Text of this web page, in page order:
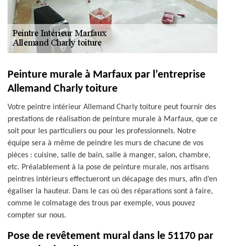
Peinture murale à Marfaux par l’entreprise
Allemand Charly toiture
Votre peintre intérieur Allemand Charly toiture peut fournir des
prestations de réalisation de peinture murale à Marfaux, que ce
soit pour les particuliers ou pour les professionnels. Notre
équipe sera à même de peindre les murs de chacune de vos
pièces : cuisine, salle de bain, salle à manger, salon, chambre,
etc. Préalablement à la pose de peinture murale, nos artisans
peintres intérieurs effectueront un décapage des murs, afin d’en
égaliser la hauteur. Dans le cas où des réparations sont à faire,
comme le colmatage des trous par exemple, vous pouvez
compter sur nous.
Pose de revêtement mural dans le 51170 par